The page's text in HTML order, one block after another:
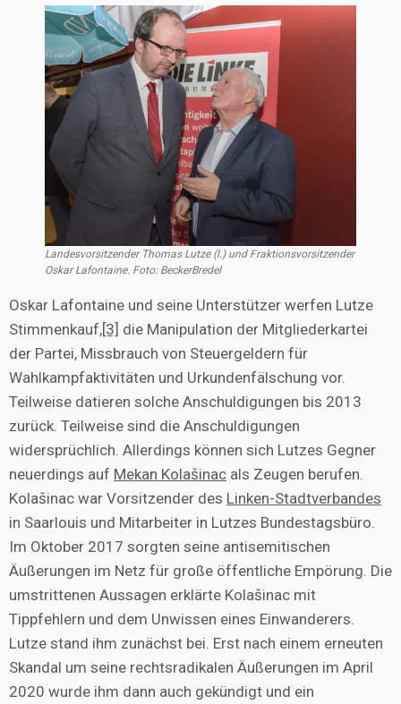
Landesvorsitzender Thomas Lutze (l.) und Fraktionsvorsitzender
Oskar Lafontaine. Foto: BeckerBredel
Oskar Lafontaine und seine Unterstützer werfen Lutze
Stimmenkauf,[3] die Manipulation der Mitgliederkartei
der Partei, Missbrauch von Steuergeldern für
Wahlkampfaktivitäten und Urkundenfälschung vor.
Teilweise datieren solche Anschuldigungen bis 2013
zurück. Teilweise sind die Anschuldigungen
widersprüchlich. Allerdings können sich Lutzes Gegner
neuerdings auf Mekan Kolašinac als Zeugen berufen.
Kolašinac war Vorsitzender des Linken-Stadtverbandes
in Saarlouis und Mitarbeiter in Lutzes Bundestagsbüro.
Im Oktober 2017 sorgten seine antisemitischen
Äußerungen im Netz für große öffentliche Empörung. Die
umstrittenen Aussagen erklärte Kolašinac mit
Tippfehlern und dem Unwissen eines Einwanderers.
Lutze stand ihm zunächst bei. Erst nach einem erneuten
Skandal um seine rechtsradikalen Äußerungen im April
2020 wurde ihm dann auch gekündigt und ein